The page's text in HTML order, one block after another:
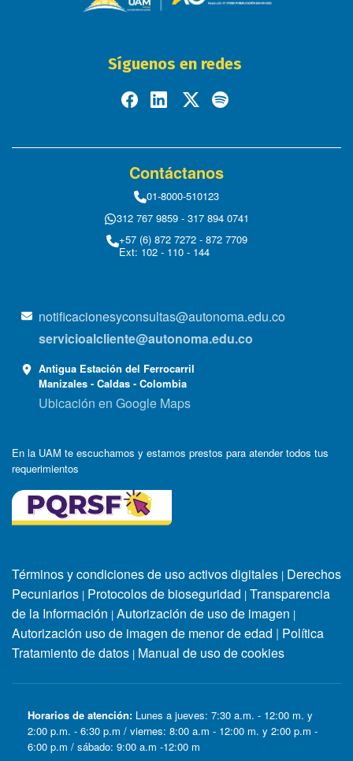
Síguenos en redes
Contáctanos
01-8000-510123
312 767 9859 - 317 894 0741
+57 (6) 872 7272 - 872 7709
Ext: 102 - 110 - 144
notificacionesyconsultas@autonoma.edu.co
servicioalcliente@autonoma.edu.co
Antigua Estación del Ferrocarril
Manizales - Caldas - Colombia
Ubicación en Google Maps
En la UAM te escuchamos y estamos prestos para atender todos tus
requerimientos
Términos y condiciones de uso activos digitales | Derechos
Pecuniarios | Protocolos de bioseguridad | Transparencia
de la Información | Autorización de uso de imagen |
Autorización uso de imagen de menor de edad | Política
Tratamiento de datos | Manual de uso de cookies
Horarios de atención: Lunes a jueves: 7:30 a.m. - 12:00 m. y
2:00 p.m. - 6:30 p.m / viernes: 8:00 a.m - 12:00 m. y 2:00 p.m -
6:00 p.m / sábado: 9:00 a.m -12:00 m